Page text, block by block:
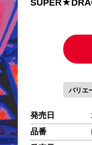
発売日
品番